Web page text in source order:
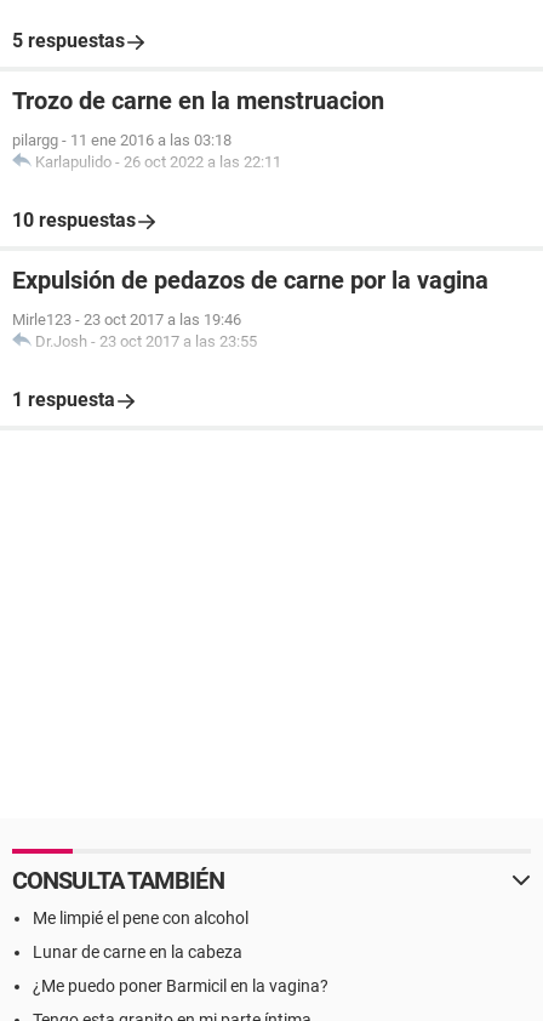
5 respuestas
Trozo de carne en la menstruacion
pilargg - 11 ene 2016 a las 03:18
Karlapulido - 26 oct 2022 a las 22:11
10 respuestas
Expulsión de pedazos de carne por la vagina
Mirle123 - 23 oct 2017 a las 19:46
Dr.Josh - 23 oct 2017 a las 23:55
1 respuesta
CONSULTA TAMBIÉN
Me limpié el pene con alcohol
Lunar de carne en la cabeza
¿Me puedo poner Barmicil en la vagina?